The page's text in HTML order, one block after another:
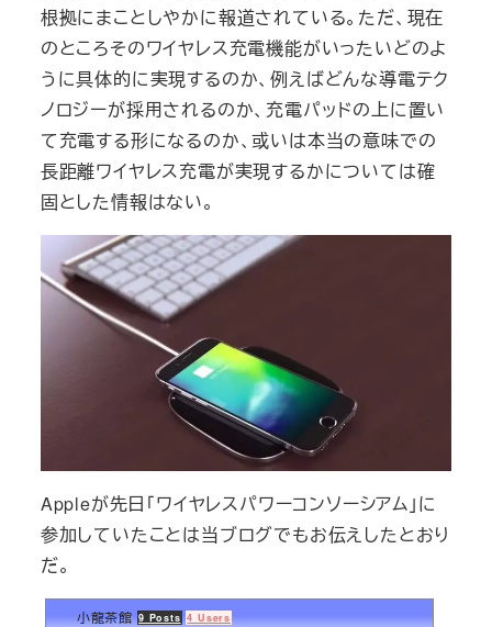
根拠にまことしやかに報道されている。ただ、現在
のところそのワイヤレス充電機能がいったいどのよ
うに具体的に実現するのか、例えばどんな導電テク
ノロジーが採用されるのか、充電パッドの上に置い
て充電する形になるのか、或いは本当の意味での
長距離ワイヤレス充電が実現するかについては確
固とした情報はない。
Appleが先日「ワイヤレスパワーコンソーシアム」に
参加していたことは当ブログでもお伝えしたとおり
だ。
小龍茶館 9 Posts 4 Users